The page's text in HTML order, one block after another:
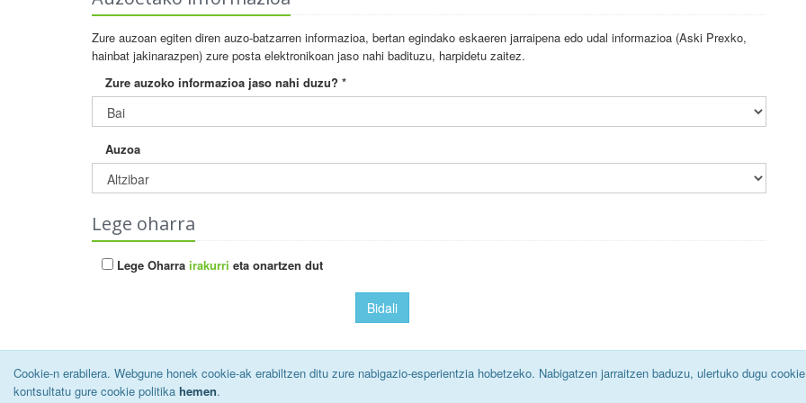
Cookie-n erabilera. Webgune honek cookie-ak erabiltzen ditu zure nabigazio-esperientzia hobetzeko. Nabigatzen jarraitzen baduzu, ulertuko dugu
kontsultatu gure cookie politika hemen.
Zure auzoan egiten diren auzo-batzarren informazioa, bertan egindako eskaeren jarraipena edo udal informazioa (Aski Prexko,
hainbat jakinarazpen) zure posta elektronikoan jaso nahi badituzu, harpidetu zaitez.
Zure auzoko informazioa jaso nahi duzu? *
Auzoa
Lege oharra
Lege Oharra irakurri eta onartzen dut
Bidali
2026 © Oiartzungo Udala.